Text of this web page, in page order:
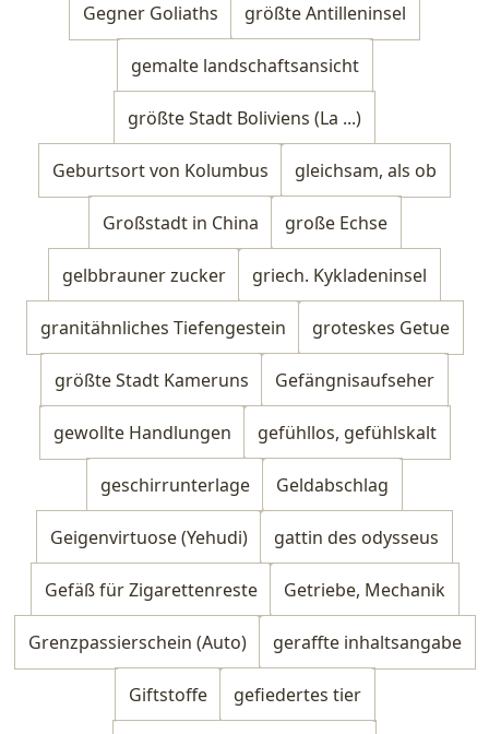
Gegner Goliaths größte Antilleninsel
gemalte landschaftsansicht
größte Stadt Boliviens (La ...)
Geburtsort von Kolumbus gleichsam, als ob
Großstadt in China große Echse
gelbbrauner zucker griech. Kykladeninsel
granitähnliches Tiefengestein groteskes Getue
größte Stadt Kameruns Gefängnisaufseher
gewollte Handlungen gefühllos, gefühlskalt
geschirrunterlage Geldabschlag
Geigenvirtuose (Yehudi) gattin des odysseus
Gefäß für Zigarettenreste Getriebe, Mechanik
Grenzpassierschein (Auto) geraffte inhaltsangabe
Giftstoffe gefiedertes tier